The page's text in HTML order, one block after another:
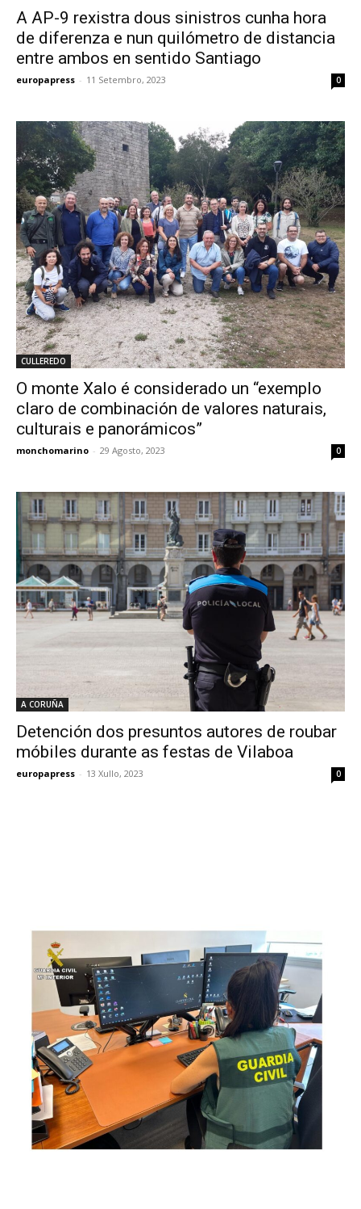
A AP-9 rexistra dous sinistros cunha hora
de diferenza e nun quilómetro de distancia
entre ambos en sentido Santiago
europapress - 11 Setembro, 2023 0
CULLEREDO
O monte Xalo é considerado un “exemplo
claro de combinación de valores naturais,
culturais e panorámicos”
monchomarino - 29 Agosto, 2023 0
A CORUÑA
Detención dos presuntos autores de roubar
móbiles durante as festas de Vilaboa
europapress - 13 Xullo, 2023 0